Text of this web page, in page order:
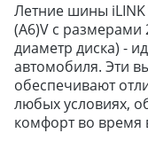
Летние шины iLINK
(A6)V с
диаметр диска) -
автомобиля. Эти
обеспечивают
любых условиях,
комфорт во время